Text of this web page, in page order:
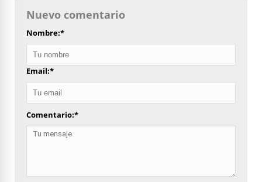
Nuevo comentario
Nombre:*
Email:*
Comentario:*